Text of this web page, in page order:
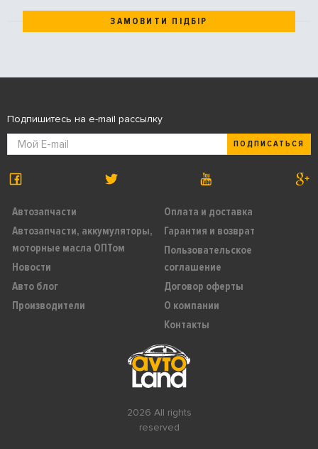
ЗАМОВИТИ ПІДБІР
2026 All rights
reserved
Автозапчасти
Автозапчасти, аккумуляторы,
моторные масла ОПТом
Новости
Авто блог
Производители
Оплата и доставка
Гарантия и возврат
Пользовательское
соглашение
Договор оферты
О компании
Контакты
Подпишитесь на e-mail рассылку
ПОДПИСАТЬСЯ